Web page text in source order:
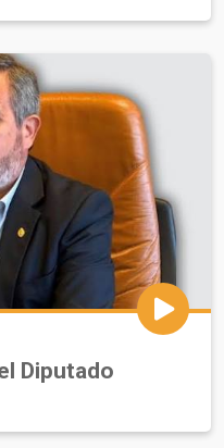
Diputado